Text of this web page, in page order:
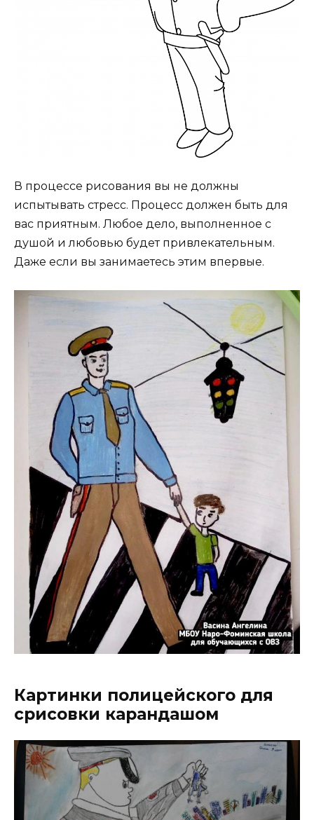
В процессе рисования вы не должны
испытывать стресс. Процесс должен быть для
вас приятным. Любое дело, выполненное с
душой и любовью будет привлекательным.
Даже если вы занимаетесь этим впервые.
Картинки полицейского для
срисовки карандашом